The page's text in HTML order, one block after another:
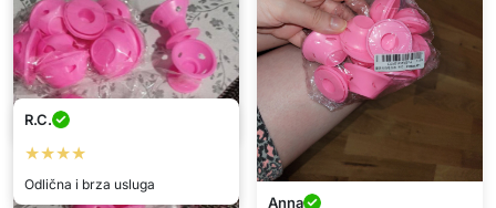
Daria
★★★★★
Prelijep!!!!
Anna
R.C.
★★★★
Odlična i brza usluga